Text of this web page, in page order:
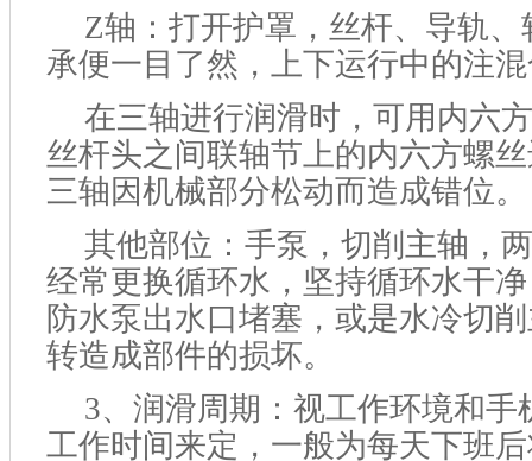
Z轴：打开护罩，丝杆、导轨
承便一目了然，上下运行中的注
在三轴进行润滑时，可用内六
丝杆头之间联轴节上的内六方螺
三轴因机械部分松动而造成错位。
其他部位：手泵，切削主轴，
经常更换循环水，坚持循环水干
防水泵出水口堵塞，或是水冷切
转造成部件的损坏。
3、 润滑周期：视工作环境和手
工作时间来定，一般为每天下班